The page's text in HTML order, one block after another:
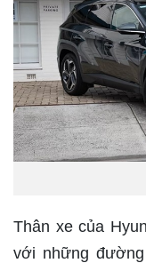
Thân xe của
với những